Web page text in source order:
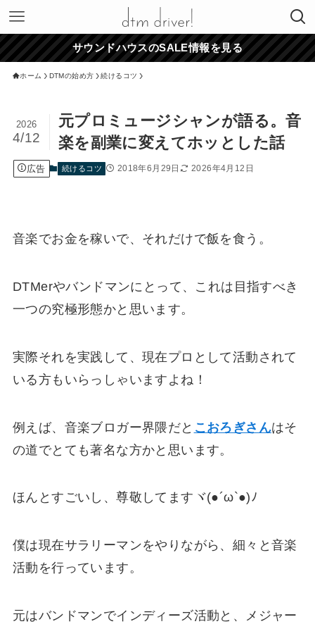
サウンドハウスのSALE情報を見る
ホーム DTMの始め方 続けるコツ
元プロミュージシャンが語る。音
楽を副業に変えてホッとした話
2026
4/12
広告 続けるコツ 2018年6月29日 2026年4月12日
音楽でお金を稼いで、それだけで飯を食う。
DTMerやバンドマンにとって、これは目指すべき
一つの究極形態かと思います。
実際それを実践して、現在プロとして活動されて
いる方もいらっしゃいますよね！
例えば、音楽ブロガー界隈だと こおろぎさんはそ
の道でとても著名な方かと思います。
ほんとすごいし、尊敬してますヾ(●´ω`●)ﾉ
僕は現在サラリーマンをやりながら、細々と音楽
活動を行っています。
元はバンドマンでインディーズ活動と、メジャー